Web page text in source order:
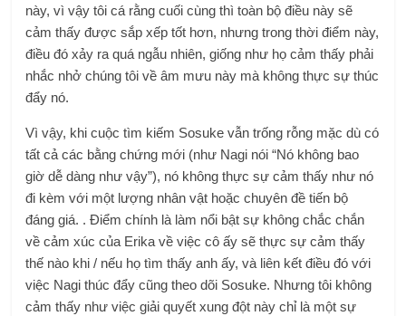
này, vì vậy tôi cá rằng cuối cùng thì toàn bộ điều này sẽ
cảm thấy được sắp xếp tốt hơn, nhưng trong thời điểm này,
điều đó xảy ra quá ngẫu nhiên, giống như họ cảm thấy phải
nhắc nhở chúng tôi về âm mưu này mà không thực sự thúc
đẩy nó.
Vì vậy, khi cuộc tìm kiếm Sosuke vẫn trống rỗng mặc dù có
tất cả các bằng chứng mới (như Nagi nói “Nó không bao
giờ dễ dàng như vậy”), nó không thực sự cảm thấy như nó
đi kèm với một lượng nhân vật hoặc chuyên đề tiến bộ
đáng giá. . Điểm chính là làm nổi bật sự không chắc chắn
về cảm xúc của Erika về việc cô ấy sẽ thực sự cảm thấy
thế nào khi / nếu họ tìm thấy anh ấy, và liên kết điều đó với
việc Nagi thúc đẩy cũng theo dõi Sosuke. Nhưng tôi không
cảm thấy như việc giải quyết xung đột này chỉ là một sự